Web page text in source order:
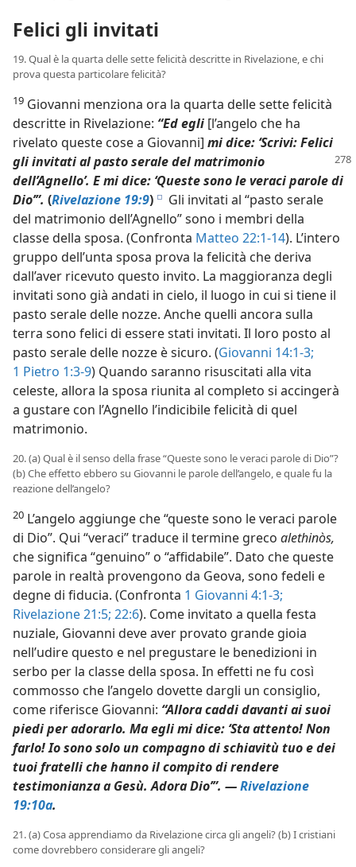
Felici gli invitati
19. Qual è la quarta delle sette felicità descritte in Rivelazione, e chi
prova questa particolare felicità?
19 Giovanni menziona ora la quarta delle sette felicità
descritte in Rivelazione: “Ed egli [l’angelo che ha
rivelato queste cose a Giovanni] mi dice: ‘Scrivi: Felici
gli invitati alpasto serale del matrimonio
dell’Agnello’. E mi dice: ‘Queste sono le veraci parole di
Dio’”. (Rivelazione 19:9) e Gli invitati al “pasto serale
del matrimonio dell’Agnello” sono i membri della
classe della sposa. (Confronta Matteo 22:1-14). L’intero
gruppo dell’unta sposa prova la felicità che deriva
dall’aver ricevuto questo invito. La maggioranza degli
invitati sono già andati in cielo, il luogo in cui si tiene il
pasto serale delle nozze. Anche quelli ancora sulla
terra sono felici di essere stati invitati. Il loro posto al
pasto serale delle nozze è sicuro. (Giovanni 14:1-3;
1 Pietro 1:3-9) Quando saranno risuscitati alla vita
celeste, allora la sposa riunita al completo si accingerà
a gustare con l’Agnello l’indicibile felicità di quel
matrimonio.
20. (a) Qual è il senso della frase “Queste sono le veraci parole di Dio”?
(b) Che effetto ebbero su Giovanni le parole dell’angelo, e quale fu la
reazione dell’angelo?
20 L’angelo aggiunge che “queste sono le veraci parole
di Dio”. Qui “veraci” traduce il termine greco alethinòs,
che significa “genuino” o “affidabile”. Dato che queste
parole in realtà provengono da Geova, sono fedeli e
degne di fiducia. (Confronta 1 Giovanni 4:1-3;
Rivelazione 21:5; 22:6). Come invitato a quella festa
nuziale, Giovanni deve aver provato grande gioia
nell’udire questo e nel pregustare le benedizioni in
serbo per la classe della sposa. In effetti ne fu così
commosso che l’angelo dovette dargli un consiglio,
come riferisce Giovanni: “Allora caddi davanti ai suoi
piedi per adorarlo. Ma egli mi dice: ‘Sta attento! Non
farlo! Io sono solo un compagno di schiavitù tuo e dei
tuoi fratelli che hanno il compito di rendere
testimonianza a Gesù. Adora Dio’”. —Rivelazione
19:10a.
21. (a) Cosa apprendiamo da Rivelazione circa gli angeli? (b) I cristiani
come dovrebbero considerare gli angeli?